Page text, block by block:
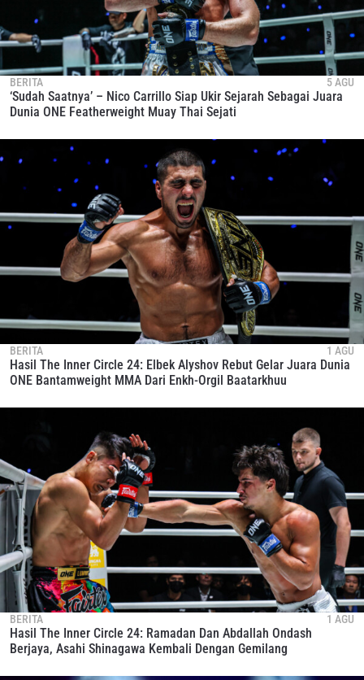
BERITA 5 AGU
‘Sudah Saatnya’ – Nico Carrillo Siap Ukir Sejarah Sebagai Juara
Dunia ONE Featherweight Muay Thai Sejati
BERITA 1 AGU
Hasil The Inner Circle 24: Elbek Alyshov Rebut Gelar Juara Dunia
ONE Bantamweight MMA Dari Enkh-Orgil Baatarkhuu
BERITA 1 AGU
Hasil The Inner Circle 24: Ramadan Dan Abdallah Ondash
Berjaya, Asahi Shinagawa Kembali Dengan Gemilang